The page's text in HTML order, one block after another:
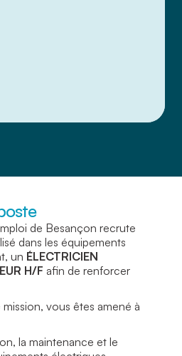
de Besançon recrute
dans les équipements
un ÉLECTRICIEN
H/F afin de renforcer
vous êtes amené à
la maintenance et le